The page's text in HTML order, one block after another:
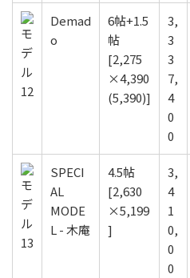
Demad
o
6帖+1.5
帖
[2,275
×4,390
(5,390)]
3,
3
3
7,
4
0
0
SPECI
AL
MODE
L - 木庵
4.5帖
[2,630
×5,199
]
3,
4
1
0,
0
0